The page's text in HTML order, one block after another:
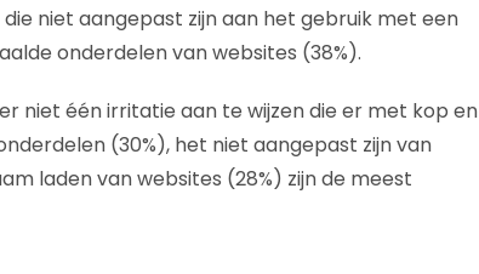
niet aangepast zijn aan het gebruik met een
onderdelen van websites (38%).
niet één irritatie aan te wijzen die er met kop en
(30%), het niet aangepast zijn van
laden van websites (28%) zijn de meest